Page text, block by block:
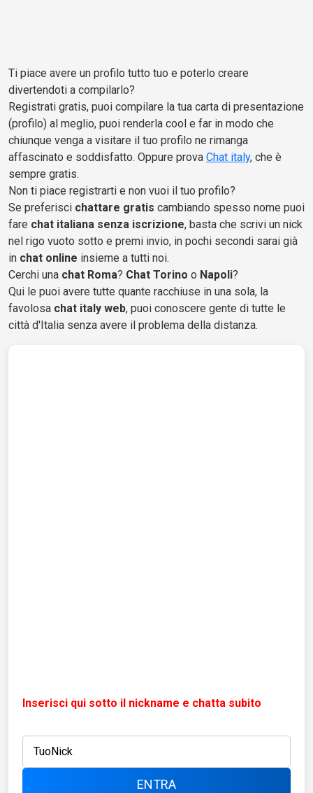
Ti piace avere un profilo tutto tuo e poterlo creare
divertendoti a compilarlo?
Registrati gratis, puoi compilare la tua carta di presentazione
(profilo) al meglio, puoi renderla cool e far in modo che
chiunque venga a visitare il tuo profilo ne rimanga
affascinato e soddisfatto. Oppure prova Chat italy, che è
sempre gratis.
Non ti piace registrarti e non vuoi il tuo profilo?
Se preferisci chattare gratis cambiando spesso nome puoi
fare chat italiana senza iscrizione, basta che scrivi un nick
nel rigo vuoto sotto e premi invio, in pochi secondi sarai già
in chat online insieme a tutti noi.
Cerchi una chat Roma? Chat Torino o Napoli?
Qui le puoi avere tutte quante racchiuse in una sola, la
favolosa chat italy web, puoi conoscere gente di tutte le
città d'Italia senza avere il problema della distanza.
Inserisci qui sotto il nickname e chatta subito